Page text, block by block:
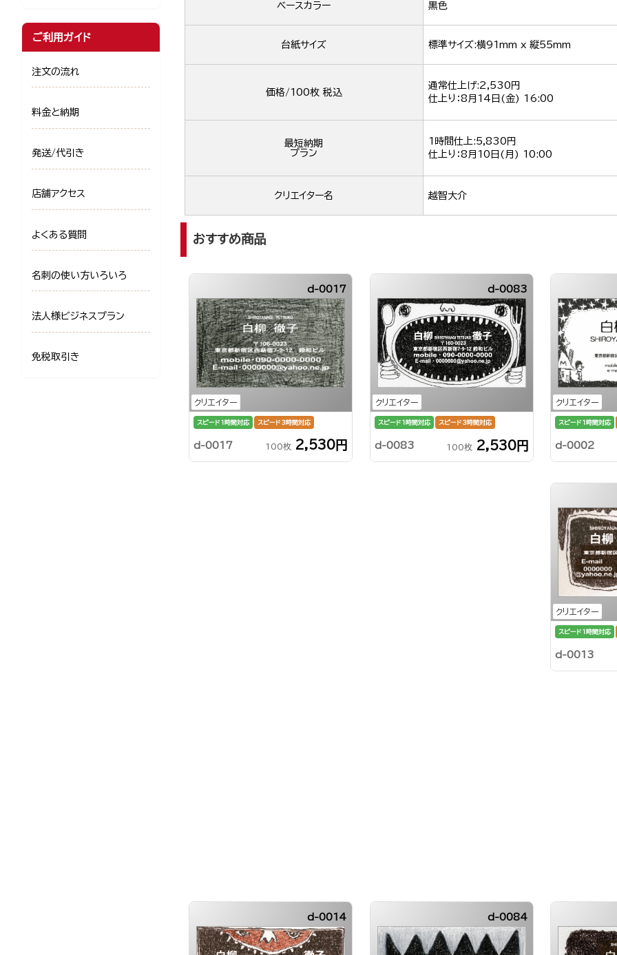
ベースカラー 黒色
台紙サイズ 標準サイズ:横91mm x 縦55mm
価格/100枚 税込
通常仕上げ:2,530円
仕上り：8月14日(金) 16:00
最短納期
プラン
1時間仕上:5,830円
仕上り：8月10日(月) 10:00
クリエイター名 越智大介
おすすめ商品
クリエイター
d-0017
スピード1時間対応 スピード3時間対応
d-0017 100枚 2,530円
クリエイター
d-0083
スピード1時間対応 スピード3時間対応
d-0083 100枚 2,530円
クリエイター
スピード1時間対応
d-0002
クリエイター
スピード1時間対応
d-0013
d-0014 d-0084
ご利用ガイド
注文の流れ
料金と納期
発送/代引き
店舗アクセス
よくある質問
名刺の使い方いろいろ
法人様ビジネスプラン
免税取引き